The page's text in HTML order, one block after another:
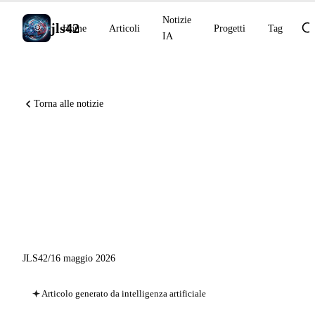
jls42
Home Articoli
Notizie
IA
Progetti Tag
Torna alle notizie
JLS42/16 maggio 2026
Articolo generato da intelligenza artificiale